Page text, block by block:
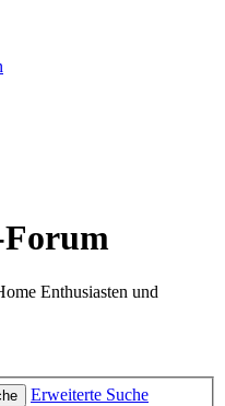
Enthusiasten und
Erweiterte Suche